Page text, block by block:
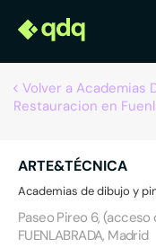
Volver a Academias
Restauracion en
ARTE&TÉCNICA
Academias de dibujo y
Paseo Pireo 6, (acceso
FUENLABRADA, Madrid